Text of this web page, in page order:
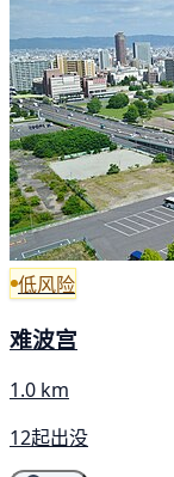
低风险
难波宫
1.0 km
12起出没